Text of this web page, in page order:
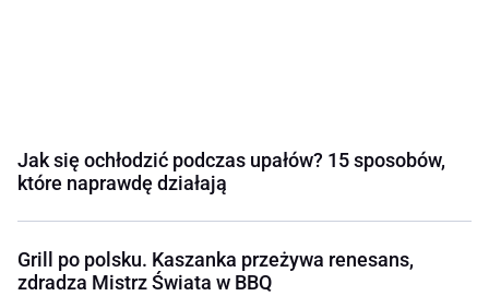
Jak się ochłodzić podczas upałów? 15 sposobów,
które naprawdę działają
Grill po polsku. Kaszanka przeżywa renesans,
zdradza Mistrz Świata w BBQ